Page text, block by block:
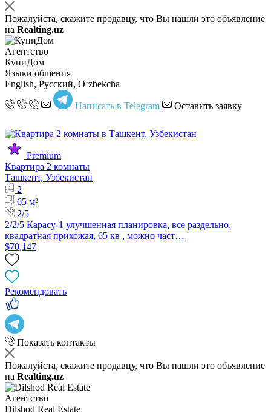
Пожалуйста, скажите продавцу, что Вы нашли это объявление
на Realting.uz
Агентство
КупиДом
Языки общения
English, Русский, Oʻzbekcha
Написать в Telegram Оставить заявку
Premium
Квартира 2 комнаты
Ташкент, Узбекистан
2
65 м²
2/5
2/2/5 Карасу-1 улучшенная планировка, все раздельно,
квадратная прихожая, 65 кв , можно част…
$70,147
Рекомендовать
Показать контакты
Пожалуйста, скажите продавцу, что Вы нашли это объявление
на Realting.uz
Агентство
Dilshod Real Estate